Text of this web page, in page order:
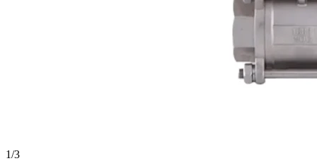
1/3